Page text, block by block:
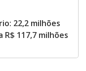
22,2 milhões
117,7 milhões